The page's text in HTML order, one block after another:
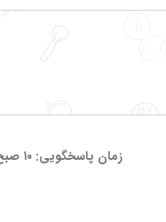
زمان پاسخگویی: ۱۰ صبح تا ۱۹ شب